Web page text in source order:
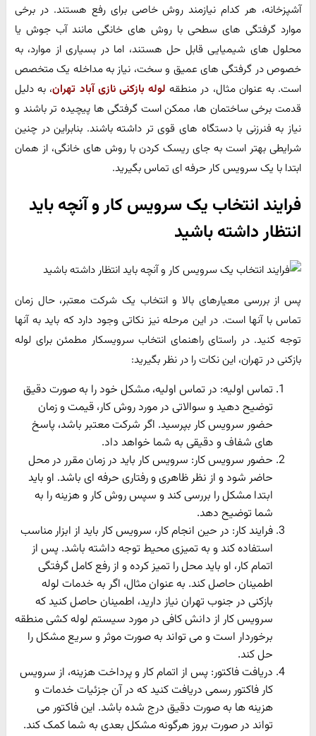
آشپزخانه، هر کدام نیازمند روش خاصی برای رفع هستند. در برخی
موارد گرفتگی های سطحی با روش های خانگی مانند آب جوش یا
محلول های شیمیایی قابل حل هستند، اما در بسیاری از موارد، به
خصوص در گرفتگی های عمیق و سخت، نیاز به مداخله یک متخصص
است. به عنوان مثال، در منطقه لوله بازکنی نازی آباد تهران، به دلیل
قدمت برخی ساختمان ها، ممکن است گرفتگی ها پیچیده تر باشند و
نیاز به فنرزنی با دستگاه های قوی تر داشته باشند. بنابراین در چنین
شرایطی بهتر است به جای ریسک کردن با روش های خانگی، از همان
ابتدا با یک سرویس کار حرفه ای تماس بگیرید.
فرایند انتخاب یک سرویس کار و آنچه باید
انتظار داشته باشید
پس از بررسی معیارهای بالا و انتخاب یک شرکت معتبر، حال زمان
تماس با آنها است. در این مرحله نیز نکاتی وجود دارد که باید به آنها
توجه کنید. در راستای راهنمای انتخاب سرویسکار مطمئن برای لوله
بازکنی در تهران، این نکات را در نظر بگیرید:
تماس اولیه: در تماس اولیه، مشکل خود را به صورت دقیق
توضیح دهید و سوالاتی در مورد روش کار، قیمت و زمان
حضور سرویس کار بپرسید. اگر شرکت معتبر باشد، پاسخ
های شفاف و دقیقی به شما خواهد داد.
حضور سرویس کار: سرویس کار باید در زمان مقرر در محل
حاضر شود و از نظر ظاهری و رفتاری حرفه ای باشد. او باید
ابتدا مشکل را بررسی کند و سپس روش کار و هزینه را به
شما توضیح دهد.
فرایند کار: در حین انجام کار، سرویس کار باید از ابزار مناسب
استفاده کند و به تمیزی محیط توجه داشته باشد. پس از
اتمام کار، او باید محل را تمیز کرده و از رفع کامل گرفتگی
اطمینان حاصل کند. به عنوان مثال، اگر به خدمات لوله
بازکنی در جنوب تهران نیاز دارید، اطمینان حاصل کنید که
سرویس کار از دانش کافی در مورد سیستم لوله کشی منطقه
برخوردار است و می تواند به صورت موثر و سریع مشکل را
حل کند.
دریافت فاکتور: پس از اتمام کار و پرداخت هزینه، از سرویس
کار فاکتور رسمی دریافت کنید که در آن جزئیات خدمات و
هزینه ها به صورت دقیق درج شده باشد. این فاکتور می
تواند در صورت بروز هرگونه مشکل بعدی به شما کمک کند.